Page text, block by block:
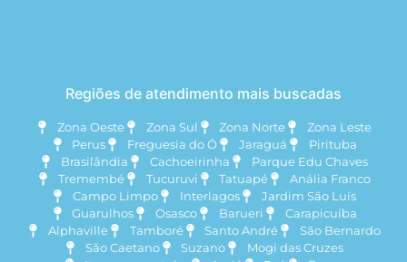
Regiões de atendimento mais buscadas
Zona Oeste Zona Sul Zona Norte
Zona Leste
Perus
Freguesia do Ó Jaraguá
Pirituba
Brasilândia
Cachoeirinha
Parque Edu Chaves
Tremembé
Tucuruvi Tatuapé
Anália Franco
Campo Limpo
Interlagos
Jardim São Luís
Guarulhos
Osasco Barueri
Carapicuíba
Alphaville
Tamboré Santo André
São Bernardo
São Caetano
Suzano
Mogi das Cruzes